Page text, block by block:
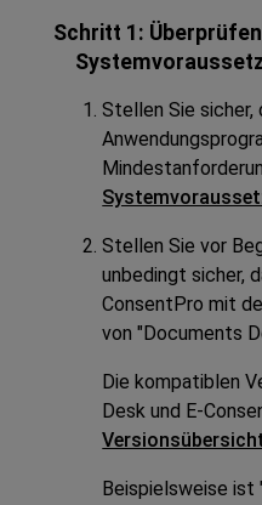
Schritt 1:
Stellen Sie sicher,
Stellen Sie vor
unbedingt sicher,
ConsentPro mit
von "Documents
Die kompatiblen
Desk und E-
Beispielsweise ist